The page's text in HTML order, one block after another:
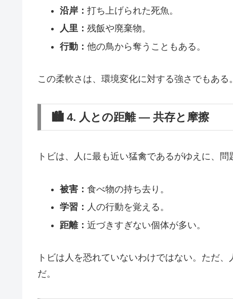
沿岸： 打ち上げられた死魚。
人里： 残飯や廃棄物。
行動： 他の鳥から奪うこともある。
この柔軟さは、環境変化に対する強さでもあ
🏙️ 4. 人との距離 ― 共存と摩擦
トビは、人に最も近い猛禽であるがゆえに、問
被害： 食べ物の持ち去り。
学習： 人の行動を覚える。
距離： 近づきすぎない個体が多い。
トビは人を恐れていないわけではない。ただ
だ。